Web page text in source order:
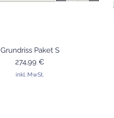
Schnellansicht
Grundriss Paket S
Preis
274,99 €
inkl. MwSt.